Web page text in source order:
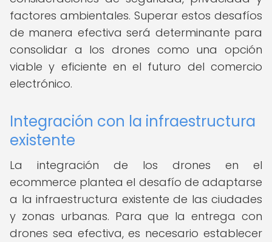
factores ambientales. Superar estos desafíos
de manera efectiva será determinante para
consolidar a los drones como una opción
viable y eficiente en el futuro del comercio
electrónico.
Integración con la infraestructura
existente
La integración de los drones en el
ecommerce plantea el desafío de adaptarse
a la infraestructura existente de las ciudades
y zonas urbanas. Para que la entrega con
drones sea efectiva, es necesario establecer